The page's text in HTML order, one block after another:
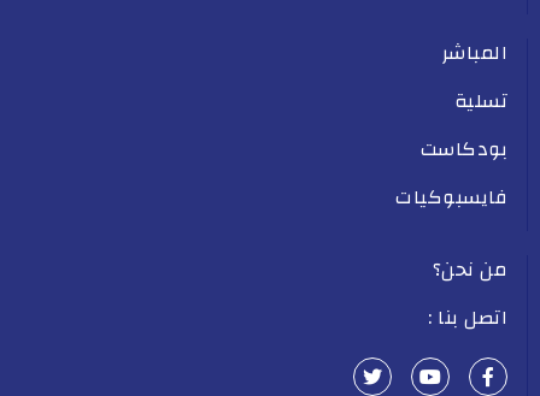
المباشر
تسلية
بودكاست
فايسبوكيات
من نحن؟
اتصل بنا :